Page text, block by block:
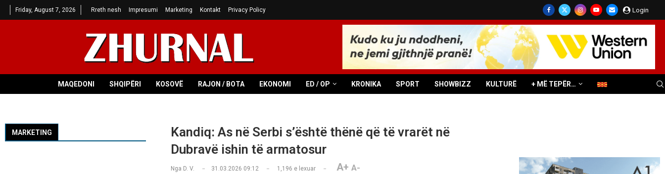
Friday, August 7, 2026 Rreth nesh Impresumi Marketing Kontakt Privacy Policy Login
MAQEDONI SHQIPËRI KOSOVË RAJON / BOTA EKONOMI ED / OP KRONIKA SPORT SHOWBIZZ KULTURË + MË TEPËR…
Kandiq: As në Serbi s’është thënë që të vrarët në
Dubravë ishin të armatosur
Nga D. V. 31.03.2026 09:12 1,196 e lexuar A+ A-
MARKETING